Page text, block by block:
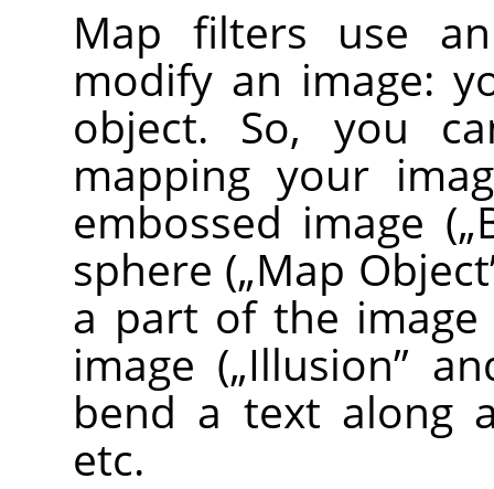
Map filters use
modify an image:
object. So, you
mapping your
embossed image („
sphere („Map Object
a part of the
image („Illusion”
bend a text along
etc.